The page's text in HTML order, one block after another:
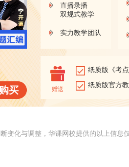
买
直播录播
双规式教学
实力教学团队
赠送
纸质版《考
纸质版官方
变化与调整，华课网校提供的以上信息